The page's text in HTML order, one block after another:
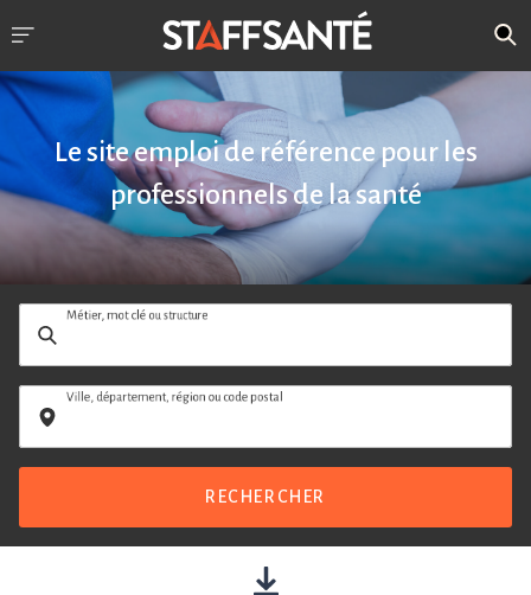
Le site emploi de référence pour les
professionnels de la santé
Métier, mot clé ou structure
Ville, département, région ou code postal
RECHERCHER